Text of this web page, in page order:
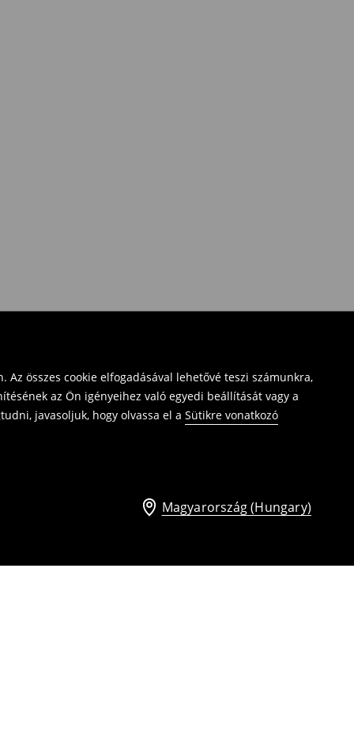
összes cookie elfogadásával lehetővé teszi számunkra,
az Ön igényeihez való egyedi beállítását vagy a
javasoljuk, hogy olvassa el a Sütikre vonatkozó
Magyarország (Hungary)